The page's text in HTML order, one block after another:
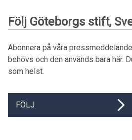
Följ Göteborgs stift,
Abonnera på våra
behövs och den används bara här.
som helst.
FÖLJ